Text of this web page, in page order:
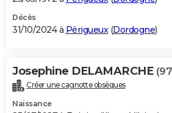
Décès
31/10/2024 à Périgueux(Dordogne)
Josephine DELAMARCHE
Créer une cagnotte obsèques
Naissance